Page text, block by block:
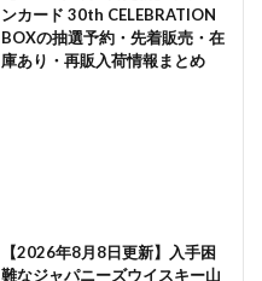
ンカード 30th CELEBRATION
BOXの抽選予約・先着販売・在
庫あり・再販入荷情報まとめ
【2026年8月8日更新】入手困
難なジャパニーズウイスキー山